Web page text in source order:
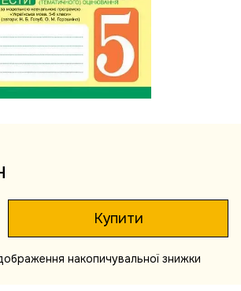
Купити
накопичувальної знижки